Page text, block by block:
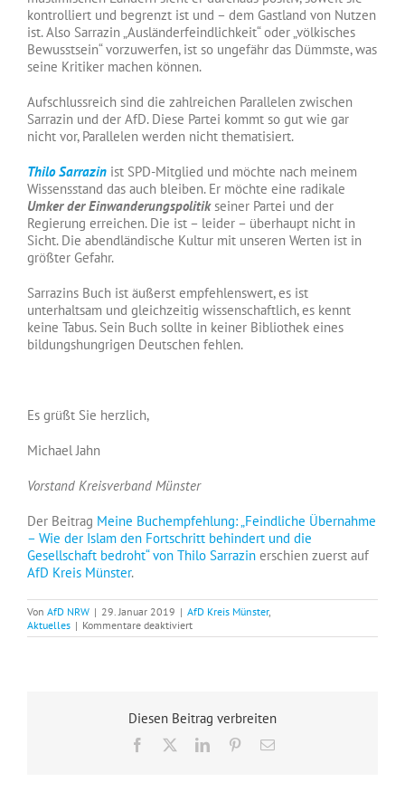
kontrolliert und begrenzt ist und – dem Gastland von Nutzen
ist. Also Sarrazin „Ausländerfeindlichkeit“ oder „völkisches
Bewusstsein“ vorzuwerfen, ist so ungefähr das Dümmste, was
seine Kritiker machen können.
Aufschlussreich sind die zahlreichen Parallelen zwischen
Sarrazin und der AfD. Diese Partei kommt so gut wie gar
nicht vor, Parallelen werden nicht thematisiert.
Thilo Sarrazin ist SPD-Mitglied und möchte nach meinem
Wissensstand das auch bleiben. Er möchte eine radikale
Umker der Einwanderungspolitik seiner Partei und der
Regierung erreichen. Die ist – leider – überhaupt nicht in
Sicht. Die abendländische Kultur mit unseren Werten ist in
größter Gefahr.
Sarrazins Buch ist äußerst empfehlenswert, es ist
unterhaltsam und gleichzeitig wissenschaftlich, es kennt
keine Tabus. Sein Buch sollte in keiner Bibliothek eines
bildungshungrigen Deutschen fehlen.
Es grüßt Sie herzlich,
Michael Jahn
Vorstand Kreisverband Münster
Der Beitrag Meine Buchempfehlung: „Feindliche Übernahme
– Wie der Islam den Fortschritt behindert und die
Gesellschaft bedroht“ von Thilo Sarrazin erschien zuerst auf
AfD Kreis Münster.
Von AfD NRW | 29. Januar 2019 | AfD Kreis Münster,
Aktuelles | Kommentare deaktiviertfür
Meine
der
den
Diesen Beitrag verbreiten
Facebook LinkedInPinterest
E-